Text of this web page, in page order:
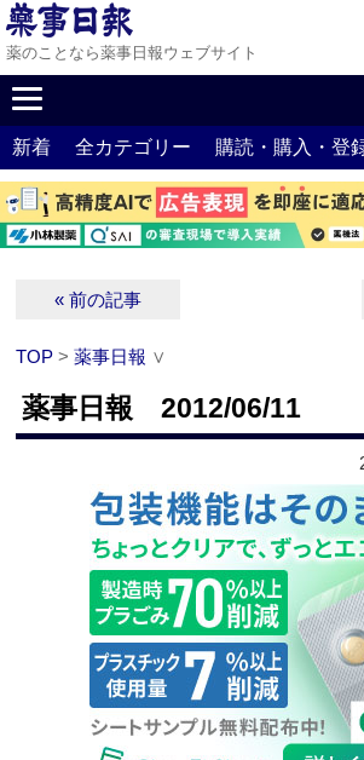
薬のことなら薬事日報ウェブサイト
新着 全カテゴリー 購読・購入・登
« 前の記事
TOP >薬事日報 ∨
薬事日報 2012/06/11